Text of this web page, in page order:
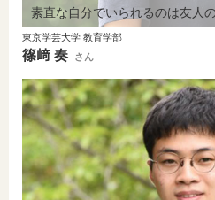
東京学芸大学 教育学部
篠﨑 奏 さん